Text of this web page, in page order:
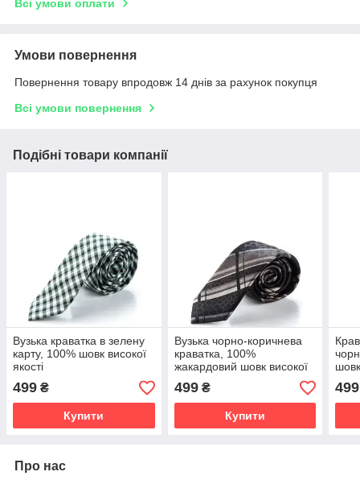
Всі умови оплати
Умови повернення
Повернення товару впродовж 14 днів за рахунок покупця
Всі умови повернення
Подібні товари компанії
Вузька краватка в зелену
карту, 100% шовк високої
якості
499 ₴
Купити
Вузька чорно-коричнева
краватка, 100%
жакардовий шовк високої
якості
499₴
Купити
499
Про нас